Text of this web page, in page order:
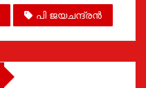
പി ജയചന്ദ്രൻ